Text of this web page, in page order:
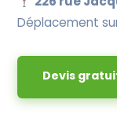
Déplacement
Devis